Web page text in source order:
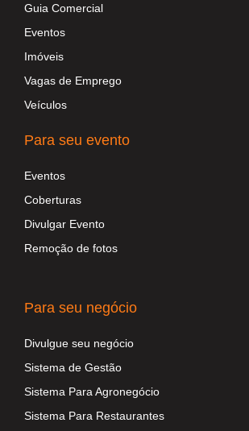
Guia Comercial
Eventos
Imóveis
Vagas de Emprego
Veículos
Para seu evento
Eventos
Coberturas
Divulgar Evento
Remoção de fotos
Para seu negócio
Divulgue seu negócio
Sistema de Gestão
Sistema Para Agronegócio
Sistema Para Restaurantes